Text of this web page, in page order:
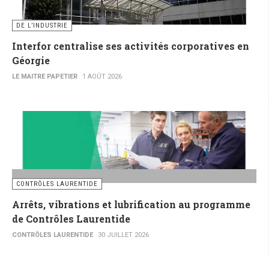
DE L’INDUSTRIE
Interfor centralise ses activités corporatives en
Géorgie
LE MAITRE PAPETIER 1 AOÛT 2026
CONTRÔLES LAURENTIDE
Arrêts, vibrations et lubrification au programme
de Contrôles Laurentide
CONTRÔLES LAURENTIDE 30 JUILLET 2026